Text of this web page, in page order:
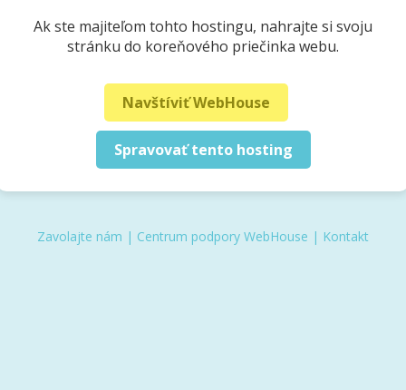
Ak ste majiteľom tohto hostingu, nahrajte si svoju
stránku do koreňového priečinka webu.
Navštíviť WebHouse
Spravovať tento hosting
Zavolajte nám | Centrum podpory WebHouse | Kontakt